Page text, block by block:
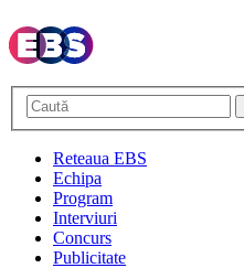
Reteaua EBS
Echipa
Program
Interviuri
Concurs
Publicitate